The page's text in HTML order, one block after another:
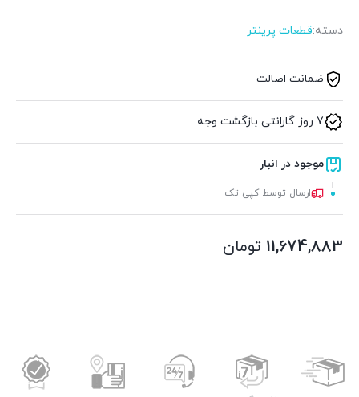
دسته:قطعات پرینتر
ضمانت اصالت
7 روز گارانتی بازگشت وجه
موجود در انبار
ارسال توسط کپی تک
11,674,883 تومان